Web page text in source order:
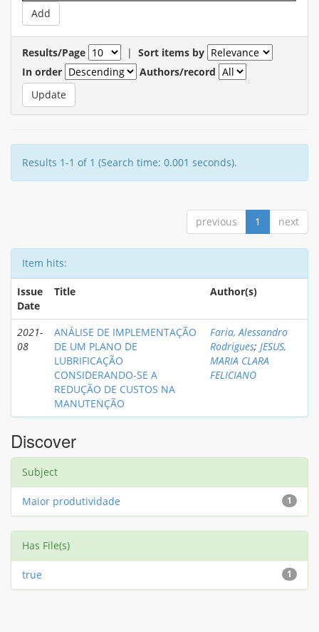
Results/Page | Sort items by
In order
Authors/record
Results 1-1 of 1 (Search time: 0.001 seconds).
previous 1 next
Item hits:
Issue
Date
Title Author(s)
2021-
08
ANÁLISE DE IMPLEMENTAÇÃO
DE UM PLANO DE
LUBRIFICAÇÃO
CONSIDERANDO-SE A
REDUÇÃO DE CUSTOS NA
MANUTENÇÃO
Faria, Alessandro
Rodrigues; JESUS,
MARIA CLARA
FELICIANO
Discover
Subject
1
Maior produtividade
Has File(s)
1
true